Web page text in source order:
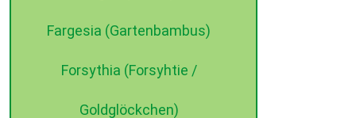
Fargesia (Gartenbambus)
Forsythia (Forsyhtie /
Goldglöckchen)